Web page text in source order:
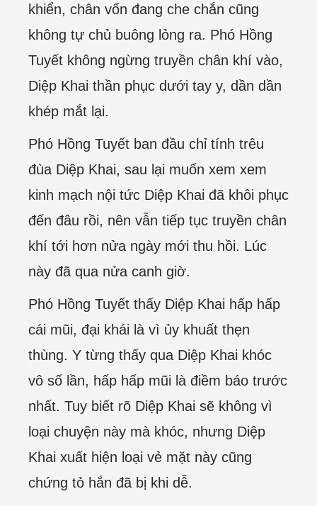
khiển, chân vốn đang che chắn cũng
không tự chủ buông lỏng ra. Phó Hồng
Tuyết không ngừng truyền chân khí vào,
Diệp Khai thần phục dưới tay y, dần dần
khép mắt lại.
Phó Hồng Tuyết ban đầu chỉ tính trêu
đùa Diệp Khai, sau lại muốn xem xem
kinh mạch nội tức Diệp Khai đã khôi phục
đến đâu rồi, nên vẫn tiếp tục truyền chân
khí tới hơn nửa ngày mới thu hồi. Lúc
này đã qua nửa canh giờ.
Phó Hồng Tuyết thấy Diệp Khai hấp hấp
cái mũi, đại khái là vì ủy khuất thẹn
thùng. Y từng thấy qua Diệp Khai khóc
vô số lần, hấp hấp mũi là điềm báo trước
nhất. Tuy biết rõ Diệp Khai sẽ không vì
loại chuyện này mà khóc, nhưng Diệp
Khai xuất hiện loại vẻ mặt này cũng
chứng tỏ hắn đã bị khi dễ.